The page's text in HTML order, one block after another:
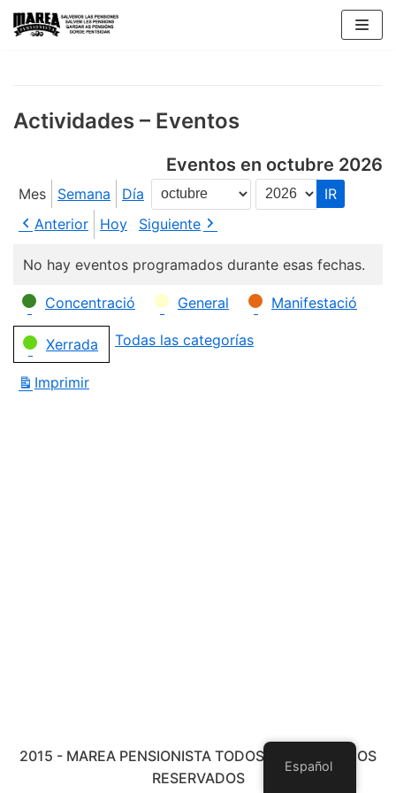
Saltar
Actividades – Eventos
Eventos en octubre 2026
Mes Semana Día
Mes
Año
Anterior
Hoy Siguiente
No hay eventos programados durante esas fechas.
Categorías
Concentració General Manifestació
Xerrada Todas las categorías
Imprimir
2015 - MAREA PENSIONISTA TODOS LOS DERECHOS
RESERVADOS
Español